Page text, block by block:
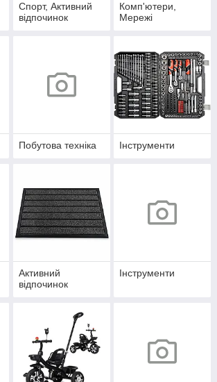
Спорт, Активний
відпочинок
Комп'ютери,
Мережі
Побутова техніка Інструменти
Активний
відпочинок
Інструменти